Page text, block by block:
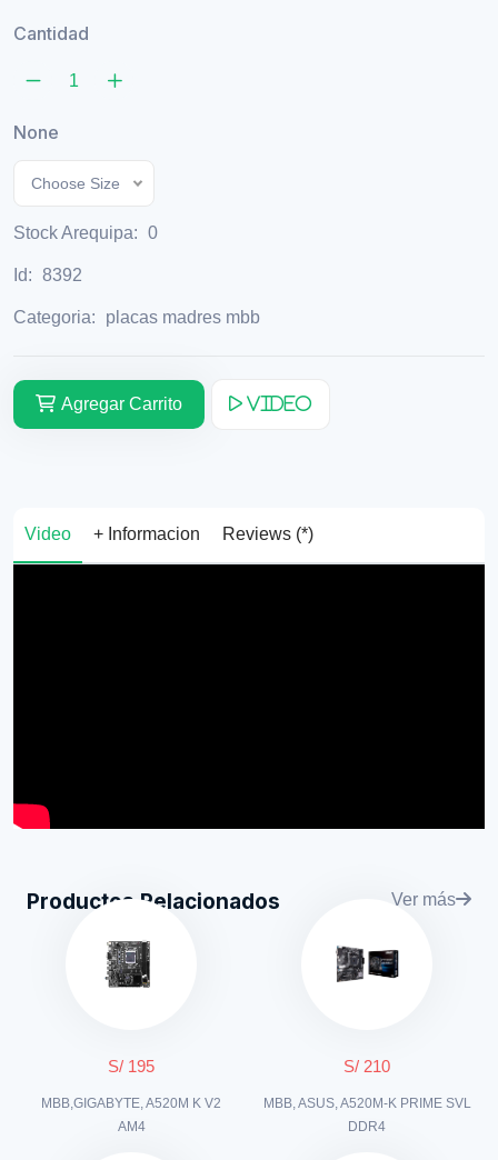
Cantidad
None
Choose Size
Stock Arequipa: 0
Id: 8392
Categoria: placas madres mbb
Agregar Carrito Video
Video + Informacion Reviews (*)
Productos Relacionados Ver más
S/ 195
MBB,GIGABYTE, A520M K V2
AM4
S/ 210
MBB, ASUS, A520M-K PRIME SVL
DDR4